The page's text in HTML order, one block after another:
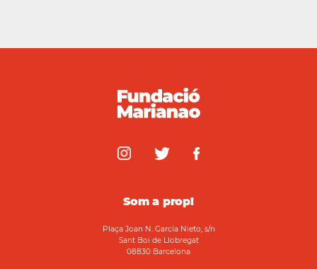
Som a prop!
Plaça Joan N. García Nieto, s/n
Sant Boi de Llobregat
08830 Barcelona